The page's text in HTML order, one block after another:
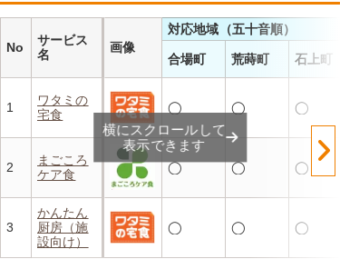
No
サービス
名
画像
対応地域（五十音順）
合場町 荒蒔町 石上町
1
ワタミの
宅食
◯ ◯ ◯
2
まごころ
ケア食
◯ ◯ ◯
3
かんたん
厨房（施
設向け）
◯ ◯ ◯
横にスクロールして
表示できます